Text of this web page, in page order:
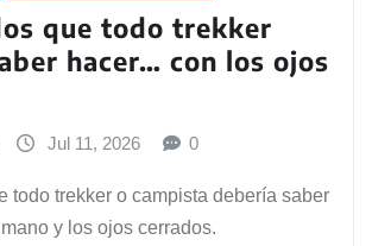
que todo trekker
hacer… con los ojos
Jul 11, 2026 0
todo trekker o campista debería saber
y los ojos cerrados.